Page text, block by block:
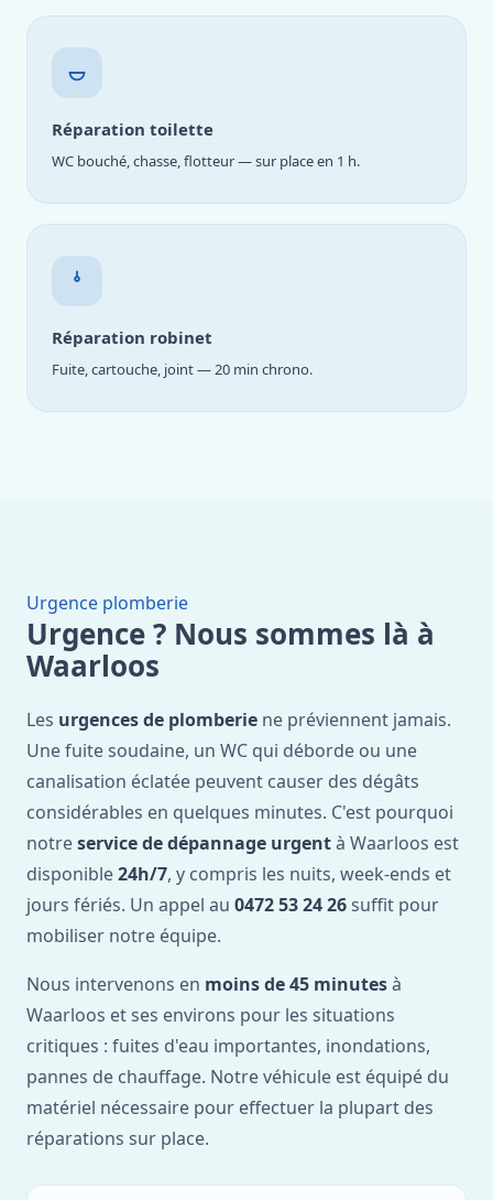
Réparation toilette
WC bouché, chasse, flotteur — sur place en 1 h.
Réparation robinet
Fuite, cartouche, joint — 20 min chrono.
Urgence plomberie
Urgence ? Nous sommes là à
Waarloos
Les urgences de plomberie ne préviennent jamais.
Une fuite soudaine, un WC qui déborde ou une
canalisation éclatée peuvent causer des dégâts
considérables en quelques minutes. C'est pourquoi
notreservice de dépannage urgentà Waarloos est
disponible24h/7, y compris les nuits, week-ends et
jours fériés. Un appel au 0472 53 24 26 suffit pour
mobiliser notre équipe.
Nous intervenons en moins de 45 minutesà
Waarloos et ses environs pour les situations
critiques : fuites d'eau importantes, inondations,
pannes de chauffage. Notre véhicule est équipé du
matériel nécessaire pour effectuer la plupart des
réparations sur place.